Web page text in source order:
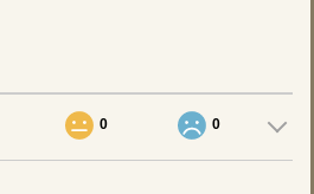
0 0